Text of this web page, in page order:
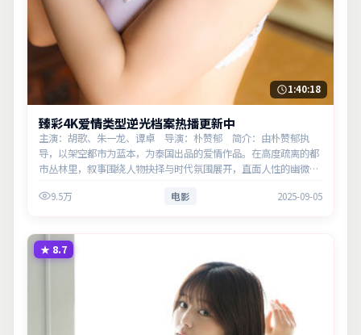
1:40:18
臻彩4K爱情类型逆光档案热播更新中
主演：胡歌、朱一龙、谭卓 导演：朴赞郁 简介：由朴赞郁执
导，以架空都市为蓝本，为泰国出品的爱情作品。在高度疏离的都
市丛林里，叙事围绕人物抉择与时代氛围展开，直面人性的幽微灰
9.5万 电影 2025-09-05
★ 8.7